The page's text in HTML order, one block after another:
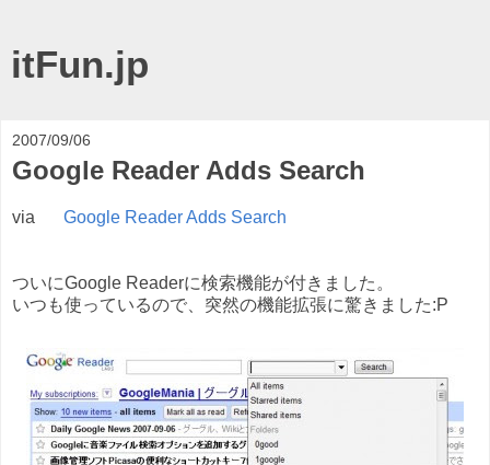
itFun.jp
2007/09/06
Google Reader Adds Search
via Google Reader Adds Search
ついにGoogle Readerに検索機能が付きました。
いつも使っているので、突然の機能拡張に驚きました:P